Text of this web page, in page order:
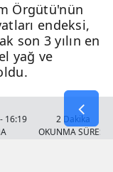
Örgütü'nün
endeksi,
son 3 yılın en
yağ ve
16:19
2 Dakika
OKUNMA SÜRESİ